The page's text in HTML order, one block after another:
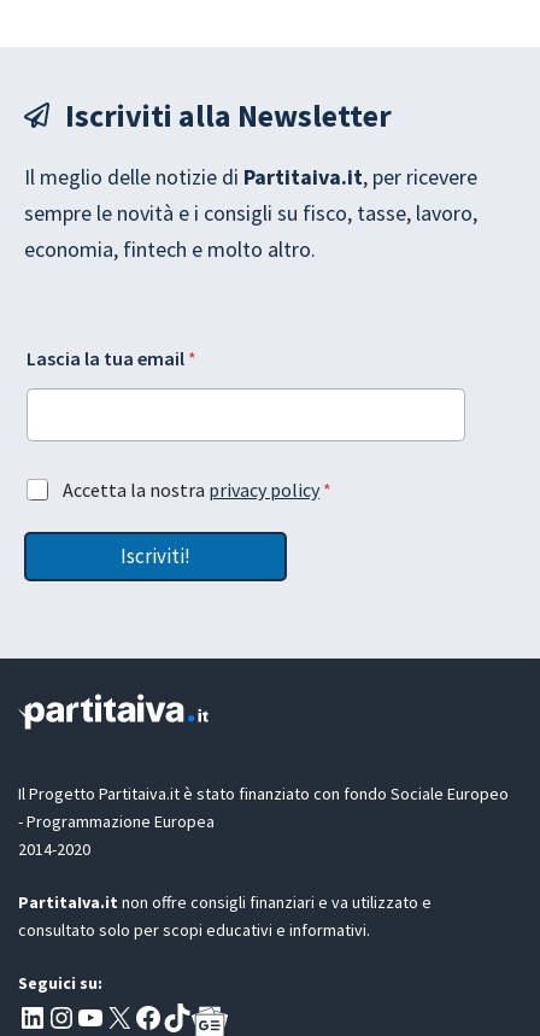
Iscriviti alla Newsletter
Il meglio delle notizie di Partitaiva.it, per ricevere
sempre le novità e i consigli su fisco, tasse, lavoro,
economia, fintech e molto altro.
u
a
u
t
u
a
s
i
l
a
Lascia la tua email *
A
c
t
n
D
R
*
Accetta la nostra privacy policy *
Iscriviti!
Il Progetto Partitaiva.it è stato finanziato con fondo Sociale Europeo
- Programmazione Europea
2014-2020
PartitaIva.it non offre consigli finanziari e va utilizzato e
consultato solo per scopi educativi e informativi.
Seguici su:
Pagina LinkedIn PartitaIva
Instagram
Canale YouTube Evoluzione - Partitaiva.it
X Segui PartitaIva su Facebook
TikTok